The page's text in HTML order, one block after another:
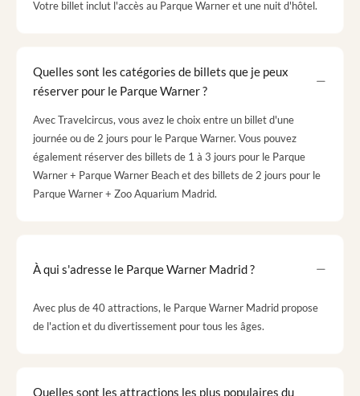
Votre billet inclut l'accès au Parque Warner et une nuit d'hôtel.
Quelles sont les catégories de billets que je peux
réserver pour le Parque Warner ?
Avec Travelcircus, vous avez le choix entre un billet d'une
journée ou de 2 jours pour le Parque Warner. Vous pouvez
également réserver des billets de 1 à 3 jours pour le Parque
Warner + Parque Warner Beach et des billets de 2 jours pour le
Parque Warner + Zoo Aquarium Madrid.
À qui s'adresse le Parque Warner Madrid ?
Avec plus de 40 attractions, le Parque Warner Madrid propose
de l'action et du divertissement pour tous les âges.
Quelles sont les attractions les plus populaires du